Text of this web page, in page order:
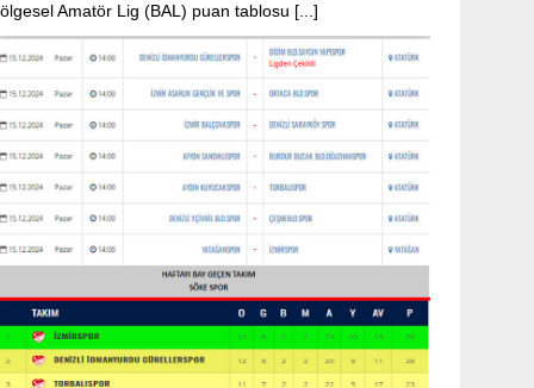
Amatör Lig (BAL) puan tablosu [...]